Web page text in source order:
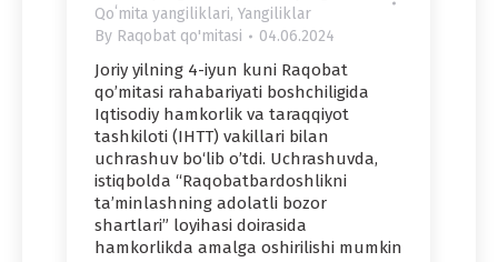
Qoʻmita yangiliklari, Yangiliklar
By Raqobat qo'mitasi 04.06.2024
Joriy yilning 4-iyun kuni Raqobat
qo’mitasi rahabariyati boshchiligida
Iqtisodiy hamkorlik va taraqqiyot
tashkiloti (IHTT) vakillari bilan
uchrashuv bo‘lib o’tdi. Uchrashuvda,
istiqbolda “Raqobatbardoshlikni
ta’minlashning adolatli bozor
shartlari” loyihasi doirasida
hamkorlikda amalga oshirilishi mumkin